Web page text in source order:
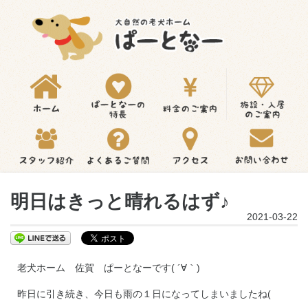
明日はきっと晴れるはず♪
2021-03-22
老犬ホーム 佐賀 ぱーとなーです( ´∀｀)
昨日に引き続き、今日も雨の１日になってしまいましたね(